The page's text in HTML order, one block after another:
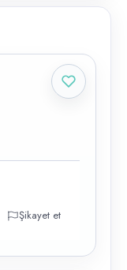
Şikayet et